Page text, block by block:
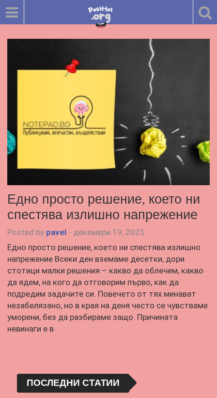
Едно просто решение, което ни
спестява излишно напрежение
Posted by pavel - декември 19, 2025
Едно просто решение, което ни спестява излишно
напрежение Всеки ден вземаме десетки, дори
стотици малки решения – какво да облечем, какво
да ядем, на кого да отговорим първо, как да
подредим задачите си. Повечето от тях минават
незабелязано, но в края на деня често се чувстваме
уморени, без да разбираме защо. Причината
невинаги е в
ПОСЛЕДНИ СТАТИИ